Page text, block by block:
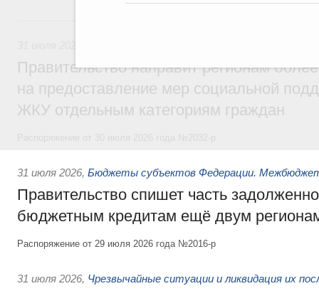
Правительство направит регионам
на предоставление мер социальной
ЖКУ отдельным категориям граждан
31 июля 2026, Бюджеты субъектов Федерации.
Правительство спишет часть
бюджетным кредитам ещё двум
Распоряжение от 29 июля 2026 года №2016-р
31 июля 2026, Чрезвычайные ситуации и ликвидация их